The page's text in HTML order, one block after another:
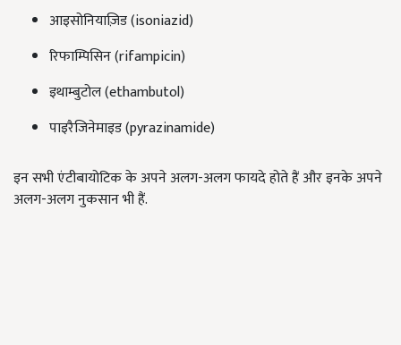
आइसोनियाज़िड (isoniazid)
रिफाम्पिसिन (rifampicin)
इथाम्बुटोल (ethambutol)
पाइरैजिनेमाइड (pyrazinamide)
इन सभी एंटीबायोटिक के अपने अलग-अलग फायदे होते हैं और इनके अपने
अलग-अलग नुकसान भी हैं.